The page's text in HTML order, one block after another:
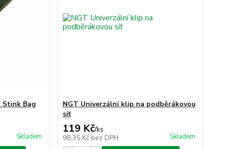
Stink Bag
Skladem
NGT Univerzální klip na podběrákovou
síť
119 Kč/ks
98,35 Kč bez DPH Skladem